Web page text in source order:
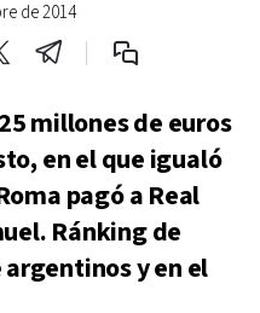
de 2014
millones de euros
en el que igualó
pagó a Real
Ránking de
argentinos y en el